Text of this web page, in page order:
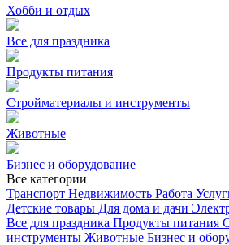
Хобби и отдых
Все для праздника
Продукты питания
Стройматериалы и инструменты
Животные
Бизнес и оборудование
Все категории
Транспорт Недвижимость Работа
Детские товары Для дома и дачи
Все для праздника Продукты питания
инструменты Животные Бизнес и